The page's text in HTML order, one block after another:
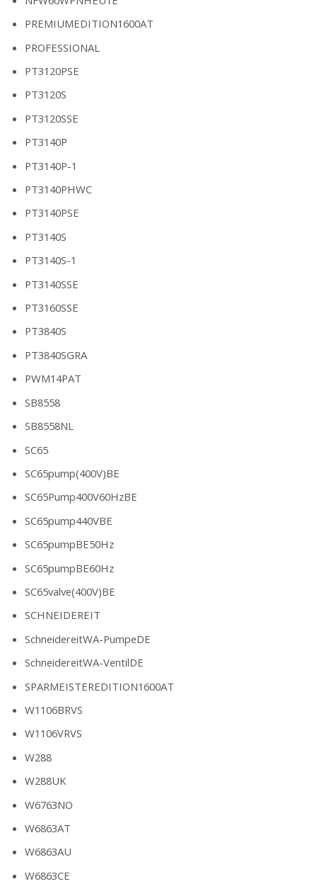
PREMIUMEDITION1600AT
PROFESSIONAL
PT3120PSE
PT3120S
PT3120SSE
PT3140P
PT3140P-1
PT3140PHWC
PT3140PSE
PT3140S
PT3140S-1
PT3140SSE
PT3160SSE
PT3840S
PT3840SGRA
PWM14PAT
SB8558
SB8558NL
SC65
SC65pump(400V)BE
SC65Pump400V60HzBE
SC65pump440VBE
SC65pumpBE50Hz
SC65pumpBE60Hz
SC65valve(400V)BE
SCHNEIDEREIT
SchneidereitWA-PumpeDE
SchneidereitWA-VentilDE
SPARMEISTEREDITION1600AT
W1106BRVS
W1106VRVS
W288
W288UK
W6763NO
W6863AT
W6863AU
W6863CE